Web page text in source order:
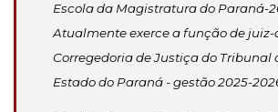
Escola da Magistratura do Paraná-
Atualmente exerce a função de
Corregedoria de Justiça do Tribunal
Estado do Paraná - gestão 2025-